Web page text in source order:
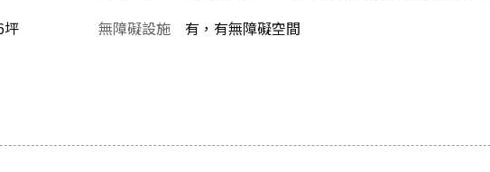
坪
無障礙設施
有，有無障礙空間